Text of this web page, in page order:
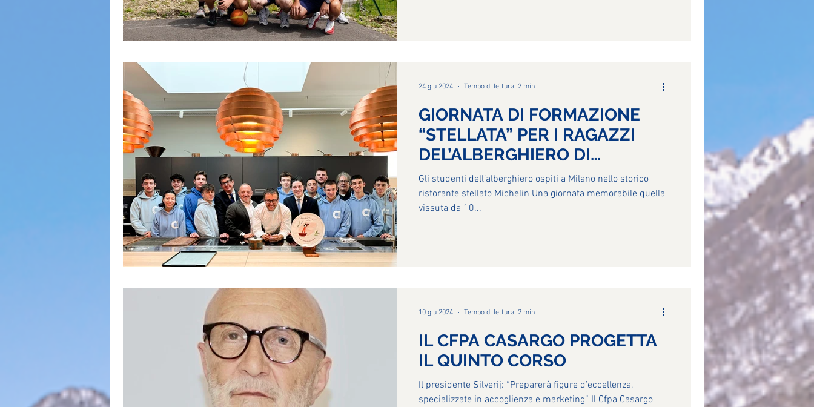
GIORNATA DI FORMAZIONE
“STELLATA” PER I RAGAZZI
DEL’ALBERGHIERO DI
CASARGO
Gli studenti dell’alberghiero ospiti a Milano nello storico
ristorante stellato Michelin Una giornata memorabile quella
vissuta da 10...
24 giu 2024 Tempo di lettura: 2 min
IL CFPA CASARGO PROGETTA
IL QUINTO CORSO
Il presidente Silverij: “Preparerà figure d’eccellenza,
specializzate in accoglienza e marketing” Il Cfpa Casargo
10 giu 2024 Tempo di lettura: 2 min